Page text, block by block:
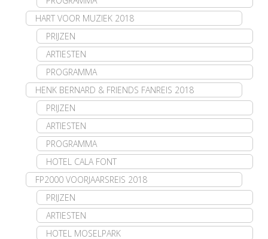
HART VOOR MUZIEK 2018
PRIJZEN
ARTIESTEN
PROGRAMMA
HENK BERNARD & FRIENDS FANREIS 2018
PRIJZEN
ARTIESTEN
PROGRAMMA
HOTEL CALA FONT
FP2000 VOORJAARSREIS 2018
PRIJZEN
ARTIESTEN
HOTEL MOSELPARK